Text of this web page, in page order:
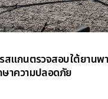
รสแกนตรวจสอบใต้ยาน
าความปลอดภัย